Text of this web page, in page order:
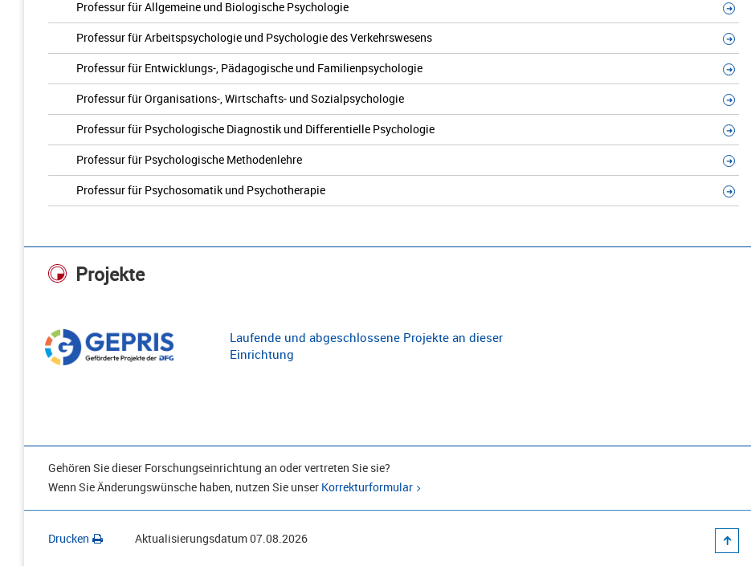
Professur für Allgemeine und Biologische Psychologie
Professur für Arbeitspsychologie und Psychologie des Verkehrswesens
Professur für Entwicklungs-, Pädagogische und Familienpsychologie
Professur für Organisations-, Wirtschafts- und Sozialpsychologie
Professur für Psychologische Diagnostik und Differentielle Psychologie
Professur für Psychologische Methodenlehre
Professur für Psychosomatik und Psychotherapie
Projekte
Laufende und abgeschlossene Projekte an dieser
Einrichtung
Gehören Sie dieser Forschungseinrichtung an oder vertreten Sie sie?
Wenn Sie Änderungswünsche haben, nutzen Sie unser Korrekturformular
Drucken Aktualisierungsdatum07.08.2026